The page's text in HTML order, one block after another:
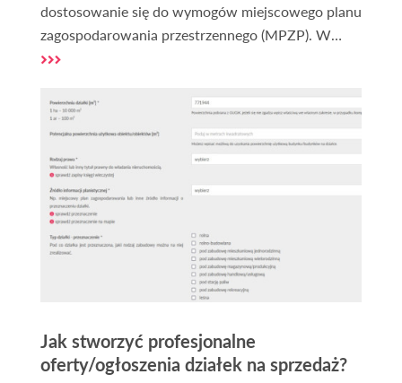
dostosowanie się do wymogów miejscowego planu
zagospodarowania przestrzennego (MPZP). W
przypadku jego braku może być przydatna analiza
zagospodarowania przestrzennego (SUiKZP).
Jak stworzyć profesjonalne
oferty/ogłoszenia działek na sprzedaż?